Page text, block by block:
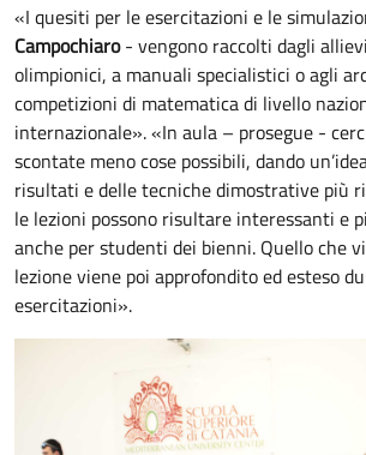
«I quesiti per le esercitazioni e le
Campochiaro- vengono raccolti dagli
olimpionici, a manuali specialistici o agli
competizioni di matematica di livello
internazionale». «In aula – prosegue -
scontate meno cose possibili, dando
risultati e delle tecniche dimostrative più
le lezioni possono risultare interessanti e
anche per studenti dei bienni. Quello che
lezione viene poi approfondito ed esteso
esercitazioni».